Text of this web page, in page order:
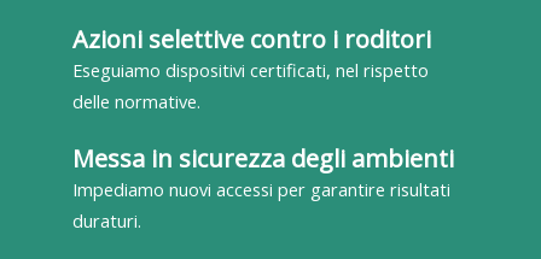
Azioni selettive contro i roditori
Eseguiamo dispositivi certificati, nel rispetto
delle normative.
Messa in sicurezza degli ambienti
Impediamo nuovi accessi per garantire risultati
duraturi.